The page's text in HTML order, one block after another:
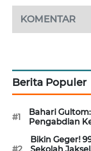
KOMENTAR
Berita Populer
#1
Bahari
Pengabdian
Bikin Geger!
Wahana
Network
LISTRIK
KELISTRIKAN
WALINKI
ID